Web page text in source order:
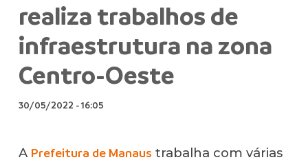
realiza trabalhos de
infraestrutura na zona
Centro-Oeste
30/05/2022 -16:05
A Prefeitura de Manaus trabalha com várias